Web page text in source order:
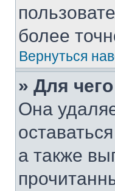
более
Вернуться
» Для
Она
а также